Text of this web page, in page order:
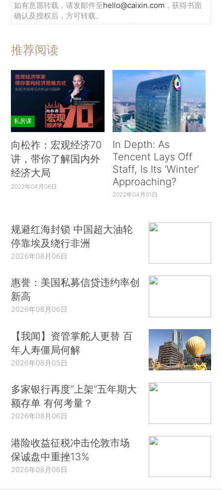
如有意愿转载，请发邮件至hello@caixin.com ，获得书面
确认及授权后，方可转载。
推荐阅读
私房课
向松祚：宏观经济70
讲，带你了解国内外
经济大局
2022年04月06日
In Depth: As
Tencent Lays Off
Staff, Is Its ‘Winter’
Approaching?
2022年04月01日
规避红海封锁 中国超大油轮
停靠埃及绕行非洲
2026年08月06日
惠誉：美国私募信贷违约率创
新高
2026年08月06日
【我闻】资管掌舵人更替 百
年人寿僵局何解
2026年08月05日
多家银行再度“上架”五年期大
额存单 有何考量？
2026年08月06日
港险收益征税冲击伦敦市场
保诚盘中重挫13%
2026年08月06日